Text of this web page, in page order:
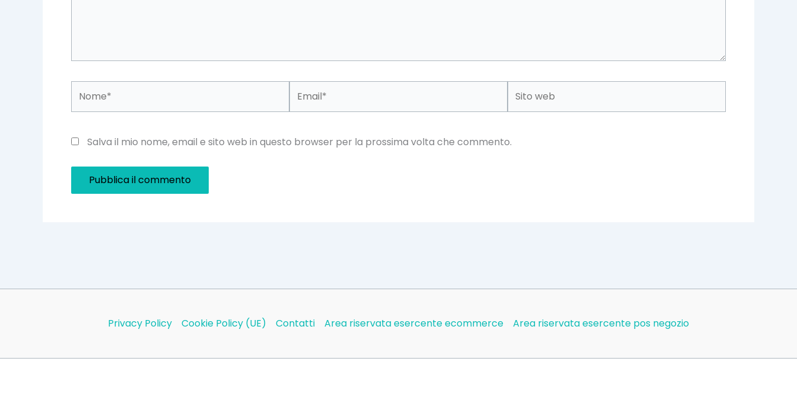
web
Salva il mio nome, email e sito web in questo browser per la prossima volta che commento.
Privacy Policy Cookie Policy (UE) Contatti Area riservata esercente ecommerce Area riservata esercente pos negozio